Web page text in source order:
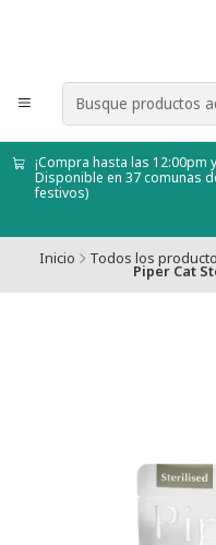
¡Compra hasta las
Disponible en 37 comunas
festivos)
Inicio Todos los
Piper Cat